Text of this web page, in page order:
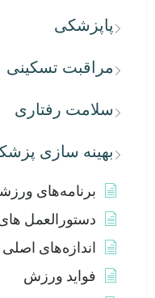
پاپزشکی
مراقبت تسکینی
سلامت رفتاری
بهینه سازی
برنامه‌های ورزشی ۶
دستورالعمل
اندازه‌های
فواید ورزش